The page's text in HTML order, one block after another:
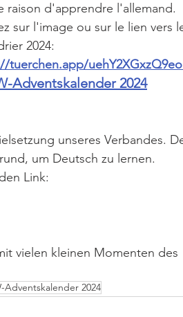
raison d'apprendre l'allemand.
sur l'image ou sur le lien vers
2024:
tuerchen.app/
Adventskalender 2024
unseres Verbandes.
um Deutsch zu lernen.
Link:
vielen kleinen Momenten des
Adventskalender 2024